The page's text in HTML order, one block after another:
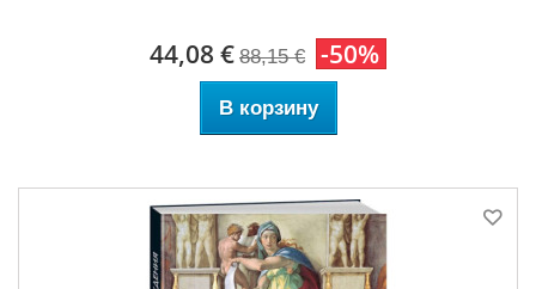
44,08 € 88,15 € -50%
В корзину